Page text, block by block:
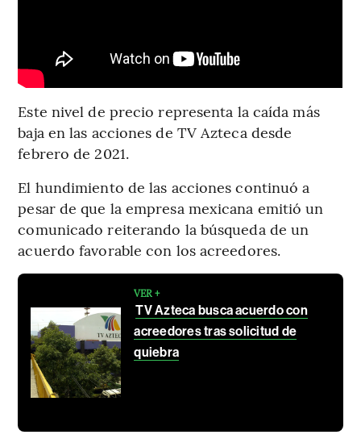
Este nivel de precio representa la caída más
baja en las acciones de TV Azteca desde
febrero de 2021.
El hundimiento de las acciones continuó a
pesar de que la empresa mexicana emitió un
comunicado reiterando la búsqueda de un
acuerdo favorable con los acreedores.
VER +
TV Azteca busca acuerdo con
acreedores tras solicitud de
quiebra